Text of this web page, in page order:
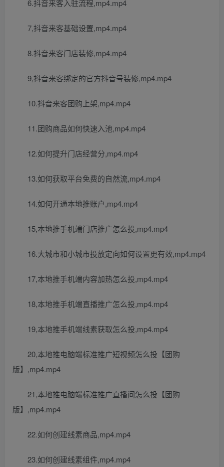
6.抖音来客入驻流程,mp4.mp4
7,抖音来客基础设置,mp4.mp4
8.抖音来客门店装修,mp4.mp4
9,抖音来客绑定的官方抖音号装修,mp4.mp4
10.抖音来客团购上架,mp4.mp4
11.团购商品如何快速入池,mp4.mp4
12.如何提升门店经营分,mp4.mp4
13.如何获取平台免费的自然流,mp4.mp4
14.如何开通本地推账户,mp4.mp4
15,本地推手机端门店推广怎么投,mp4.mp4
16.大城市和小城市投放定向如何设置更有效,mp4.mp4
17,本地推手机端内容加热怎么投,mp4.mp4
18,本地推手机端直播推广怎么投,mp4.mp4
19,本地推手机端线素获取怎么投,mp4.mp4
20,本地推电脑端标准推广短视频怎么投【团购
版】,mp4.mp4
21,本地推电脑端标准推广直播间怎么投【团购
版】,mp4.mp4
22.如何创建线素商品,mp4.mp4
23.如何创建线素组件,mp4.mp4